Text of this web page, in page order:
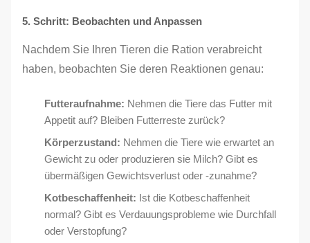
5. Schritt: Beobachten und Anpassen
Nachdem Sie Ihren Tieren die Ration verabreicht
haben, beobachten Sie deren Reaktionen genau:
Futteraufnahme: Nehmen die Tiere das Futter mit
Appetit auf? Bleiben Futterreste zurück?
Körperzustand: Nehmen die Tiere wie erwartet an
Gewicht zu oder produzieren sie Milch? Gibt es
übermäßigen Gewichtsverlust oder -zunahme?
Kotbeschaffenheit: Ist die Kotbeschaffenheit
normal? Gibt es Verdauungsprobleme wie Durchfall
oder Verstopfung?